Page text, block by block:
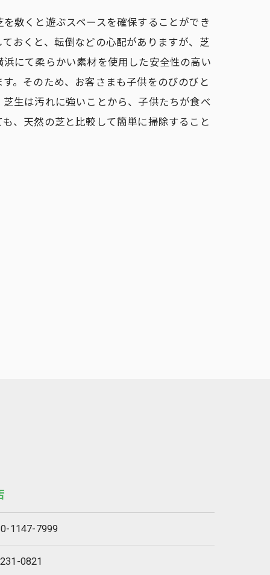
敷くと遊ぶスペースを確保することができ
おくと、転倒などの心配がありますが、芝
にて柔らかい素材を使用した安全性の高い
。そのため、お客さまも子供をのびのびと
生は汚れに強いことから、子供たちが食べ
、天然の芝と比較して簡単に掃除すること
1147-7999
0821